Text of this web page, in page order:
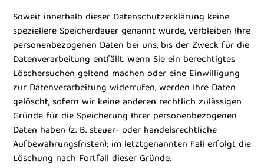
Soweit innerhalb dieser Datenschutzerklärung keine
speziellere Speicherdauer genannt wurde, verbleiben Ihre
personenbezogenen Daten bei uns, bis der Zweck für die
Datenverarbeitung entfällt. Wenn Sie ein berechtigtes
Löschersuchen geltend machen oder eine Einwilligung
zur Datenverarbeitung widerrufen, werden Ihre Daten
gelöscht, sofern wir keine anderen rechtlich zulässigen
Gründe für die Speicherung Ihrer personenbezogenen
Daten haben (z. B. steuer- oder handelsrechtliche
Aufbewahrungsfristen); im letztgenannten Fall erfolgt die
Löschung nach Fortfall dieser Gründe.